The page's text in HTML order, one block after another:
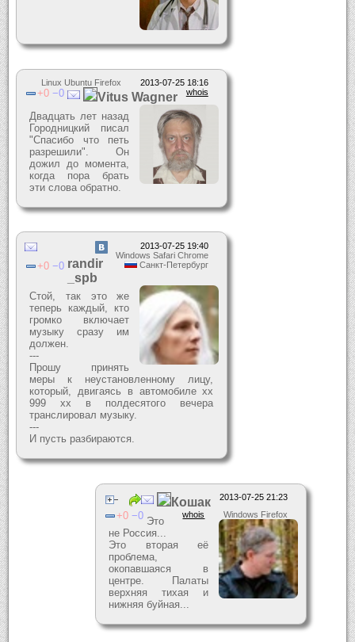
2013-07-25 18:16
Linux Ubuntu Firefox
whois
0 0 Vitus Wagner
Двадцать лет назад
Городницкий писал
"Спасибо что петь
разрешили". Он
дожил до момента,
когда пора брать
эти слова обратно.
2013-07-25 19:40
Windows Safari Chrome
Санкт-Петербург
0 0 randir
_spb
Стой, так это же
теперь каждый, кто
громко включает
музыку сразу им
должен.
---
Прошу принять
меры к неустановленному лицу,
который, двигаясь в автомобиле хх
999 хх в полдесятого вечера
транслировал музыку.
---
И пусть разбираются.
2013-07-25 21:23
Windows Firefox
whois
0 0
Кошак
Это
не Россия...
Это вторая её
проблема,
окопавшаяся в
центре. Палаты
верхняя тихая и
нижняя буйная...